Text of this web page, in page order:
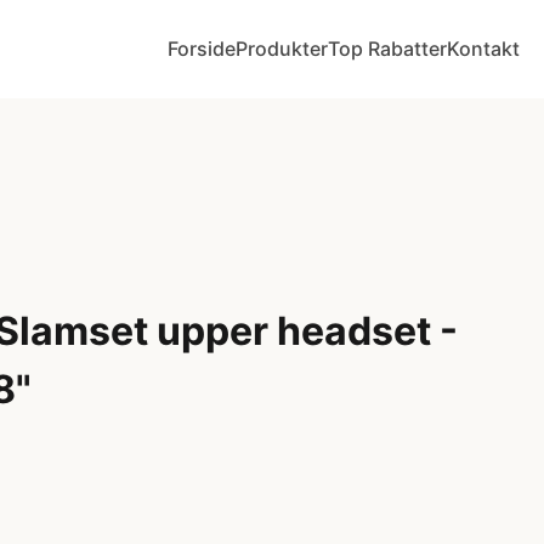
ForsideProdukterTop RabatterKontakt
upper headset -